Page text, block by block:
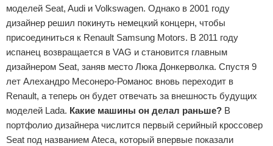
моделей Seat, Audi и Volkswagen. Однако в 2001 году
дизайнер решил покинуть немецкий концерн, чтобы
присоединиться к Renault Samsung Motors. В 2011 году
испанец возвращается в VAG и становится главным
дизайнером Seat, заняв место Люка Донкерволка. Спустя 9
лет Алехандро Месонеро-Романос вновь переходит в
Renault, а теперь он будет отвечать за внешность будущих
моделей Lada. Какие машины он делал раньше? В
портфолио дизайнера числится первый серийный кроссовер
Seat под названием Ateca, который впервые показали